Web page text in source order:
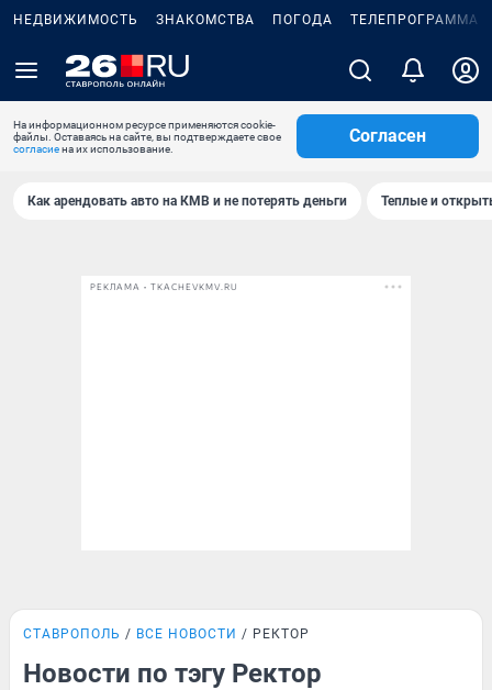
НЕДВИЖИМОСТЬ ЗНАКОМСТВА ПОГОДА ТЕЛЕПРОГРАММА
На информационном ресурсе применяются cookie-
файлы. Оставаясь на сайте, вы подтверждаете свое
согласиена их использование.
Согласен
Как арендовать авто на КМВ и не потерять деньги Теплые и
РЕКЛАМА • TKACHEVKMV.RU
СТАВРОПОЛЬ ВСЕ НОВОСТИ РЕКТОР
Новости по тэгу Ректор